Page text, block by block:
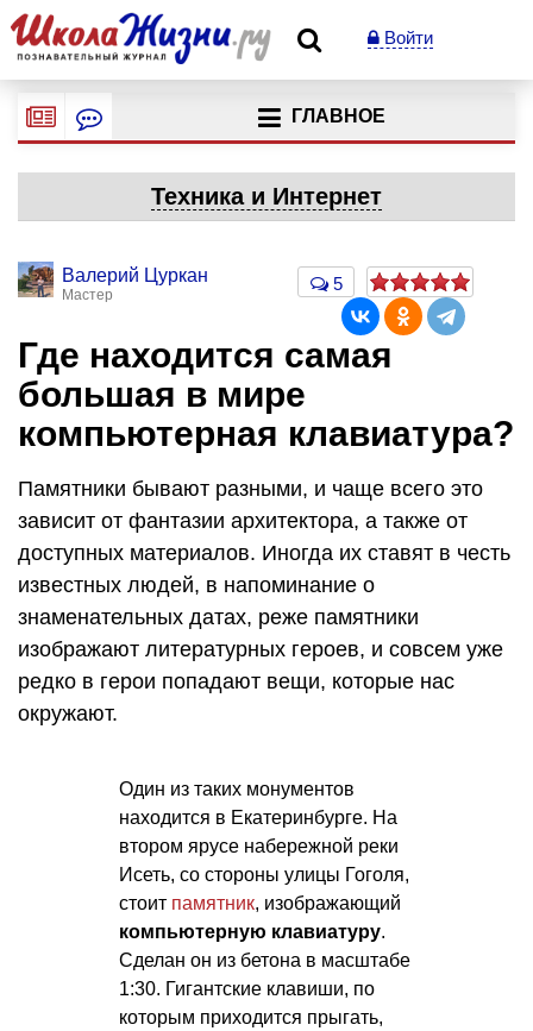
Войти
ГЛАВНОЕ
Техника и Интернет
Валерий Цуркан
Мастер
5
Где находится самая
большая в мире
компьютерная клавиатура?
Памятники бывают разными, и чаще всего это
зависит от фантазии архитектора, а также от
доступных материалов. Иногда их ставят в честь
известных людей, в напоминание о
знаменательных датах, реже памятники
изображают литературных героев, и совсем уже
редко в герои попадают вещи, которые нас
окружают.
Один из таких монументов
находится в Екатеринбурге. На
втором ярусе набережной реки
Исеть, со стороны улицы Гоголя,
стоит памятник, изображающий
компьютерную клавиатуру.
Сделан он из бетона в масштабе
1:30. Гигантские клавиши, по
которым приходится прыгать,